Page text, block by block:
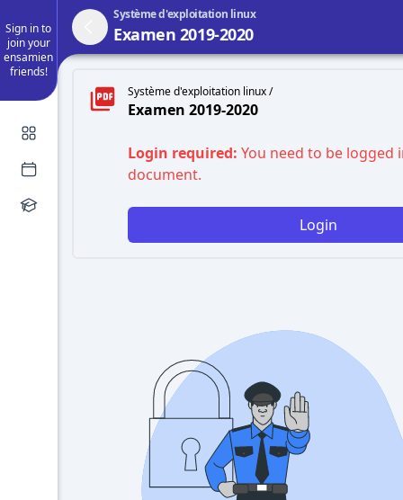
Sign in to
join your
ensamien
friends!
Système d'exploitation linux
Examen 2019-2020
Système d'exploitation linux /
Examen 2019-2020
Login required: You need to be logged
document.
Login